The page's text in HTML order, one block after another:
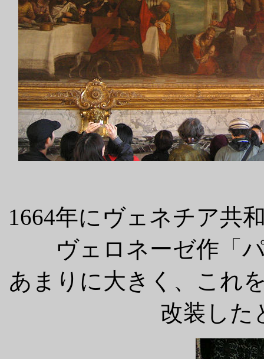
1664年にヴェネチア共
ヴェロネーゼ作「
あまりに大きく、これ
改装した